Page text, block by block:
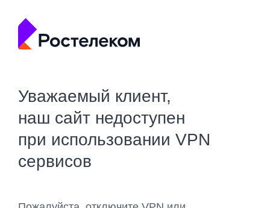
Уважаемый клиент,
наш сайт недоступен
при использовании VPN
сервисов